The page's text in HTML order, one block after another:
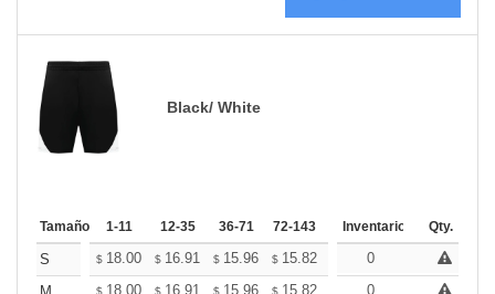
Black/ White
Tamaño 1-11 12-35 36-71 72-143 144-287 288 +
Inventario Qty.
S $ 18.00 $ 16.91 $ 15.96 $ 15.82 15.55
0
$ 18.00 $ 16.91 $ 15.96 $ 15.82 15.55
0